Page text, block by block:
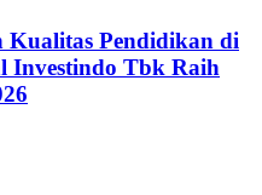
Kualitas Pendidikan di
Investindo Tbk Raih